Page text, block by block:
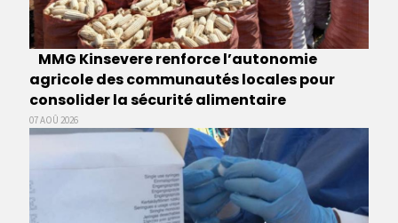
MMG Kinsevere renforce l’autonomie
agricole des communautés locales pour
consolider la sécurité alimentaire
07 AOÛ 2026